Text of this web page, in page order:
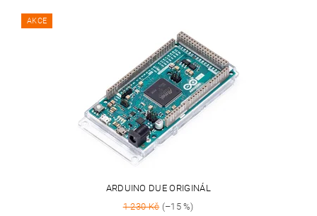
AKCE
ARDUINO DUE ORIGINÁL
1 230 Kč(–15 %)